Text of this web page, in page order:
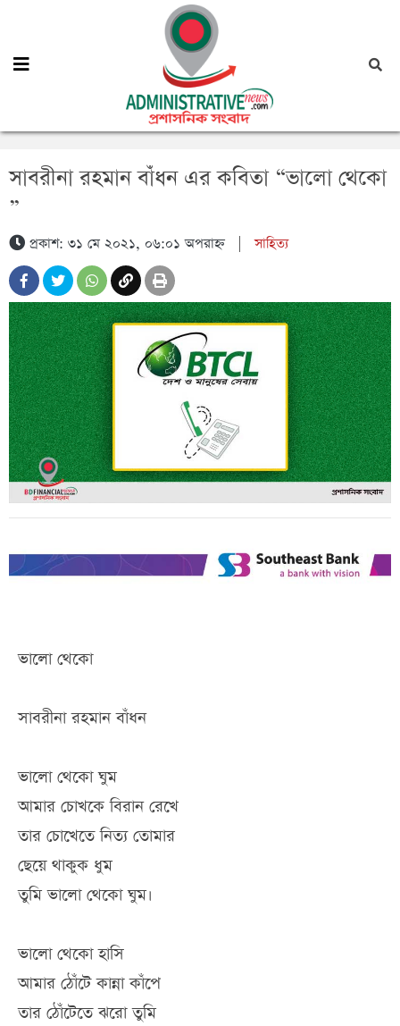
সাবরীনা রহমান বাঁধন এর কবিতা “ভালো থেকো
”
প্রকাশ: ৩১ মে ২০২১, ০৬:০১ অপরাহ্ন|সাহিত্য
ভালো থেকো
সাবরীনা রহমান বাঁধন
ভালো থেকো ঘুম
আমার চোখকে বিরান রেখে
তার চোখেতে নিত্য তোমার
ছেয়ে থাকুক ধুম
তুমি ভালো থেকো ঘুম।
ভালো থেকো হাসি
আমার ঠোঁটে কান্না কাঁপে
তার ঠোঁটেতে ঝরো তুমি